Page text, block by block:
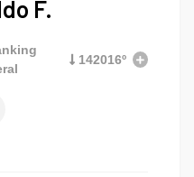
F.
142016º